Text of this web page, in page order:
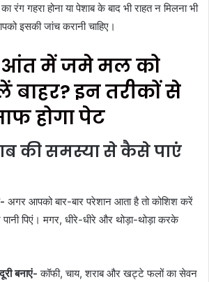
रंग गहरा होना या पेशाब के बाद भी राहत न मिलना भी
इसकी जांच करानी चाहिए।
आंत में जमे मल को
इन तरीकों से
होगा पेट
की समस्या से कैसे पाएं
अगर आपको बार-बार परेशान आता है तो कोशिश करें
पिएं। मगर, धीरे-धीरे और थोड़ा-थोड़ा करके
बनाएं- कॉफी, चाय, शराब और खट्टे फलों का सेवन